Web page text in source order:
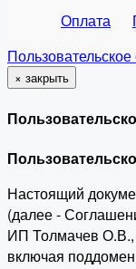
Оплата
× закрыть
Настоящий
(далее -
ИП Толмачев О.В.,
включая